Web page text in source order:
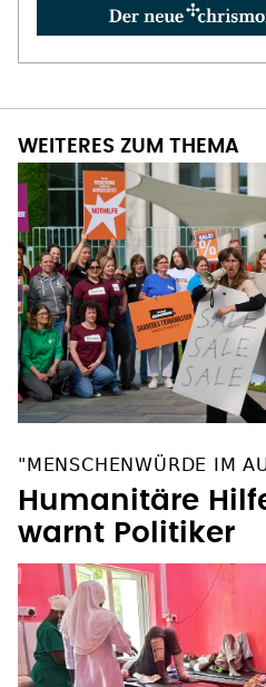
WEITERES ZUM THEMA
"MENSCHENWÜRDE IM
Humanitäre
warnt Politiker